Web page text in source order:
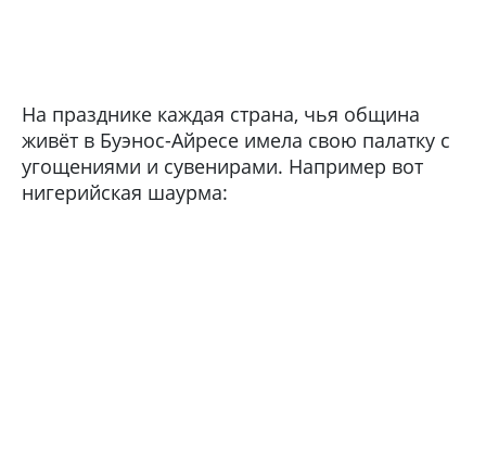
На празднике каждая страна, чья община
живёт в Буэнос-Айресе имела свою палатку с
угощениями и сувенирами. Например вот
нигерийская шаурма: